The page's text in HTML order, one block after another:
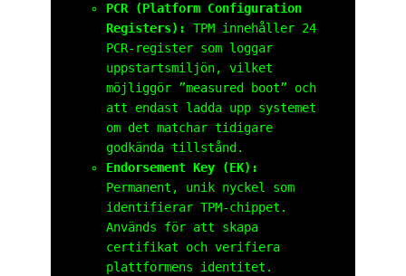
PCR (Platform Configuration
Registers):
TPM innehåller 24
PCR-register som loggar
uppstartsmiljön, vilket
möjliggör ”measured boot” och
att endast ladda upp systemet
om det matchar tidigare
godkända tillstånd.
Endorsement Key (EK):
Permanent, unik nyckel som
identifierar TPM-chippet.
Används för att skapa
certifikat och verifiera
plattformens identitet.